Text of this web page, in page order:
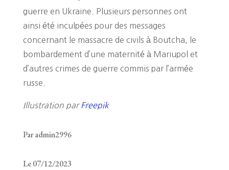
guerre en Ukraine. Plusieurs personnes ont
ainsi été inculpées pour des messages
concernant le massacre de civils à Boutcha, le
bombardement d’une maternité à Mariupol et
d’autres crimes de guerre commis par l’armée
russe.
Illustration parFreepik
Par admin2996
Le 07/12/2023